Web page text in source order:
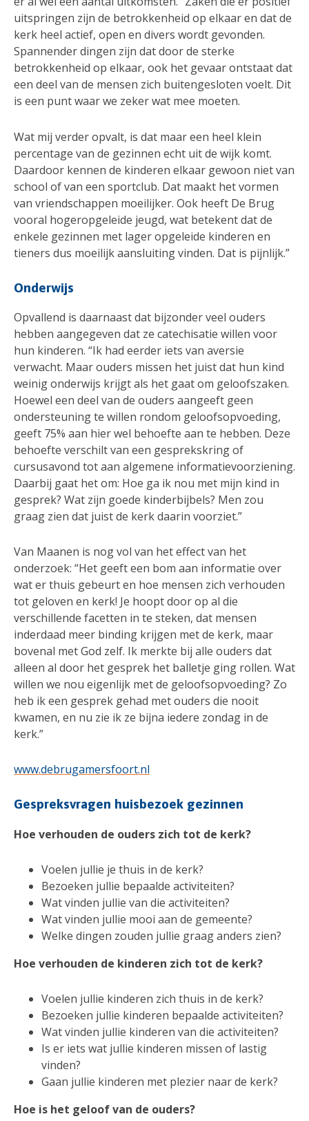
uitspringen zijn de betrokkenheid op elkaar en dat de
kerk heel actief, open en divers wordt gevonden.
Spannender dingen zijn dat door de sterke
betrokkenheid op elkaar, ook het gevaar ontstaat dat
een deel van de mensen zich buitengesloten voelt. Dit
is een punt waar we zeker wat mee moeten.
Wat mij verder opvalt, is dat maar een heel klein
percentage van de gezinnen echt uit de wijk komt.
Daardoor kennen de kinderen elkaar gewoon niet van
school of van een sportclub. Dat maakt het vormen
van vriendschappen moeilijker. Ook heeft De Brug
vooral hogeropgeleide jeugd, wat betekent dat de
enkele gezinnen met lager opgeleide kinderen en
tieners dus moeilijk aansluiting vinden. Dat is pijnlijk.”
Onderwijs
Opvallend is daarnaast dat bijzonder veel ouders
hebben aangegeven dat ze catechisatie willen voor
hun kinderen. “Ik had eerder iets van aversie
verwacht. Maar ouders missen het juist dat hun kind
weinig onderwijs krijgt als het gaat om geloofszaken.
Hoewel een deel van de ouders aangeeft geen
ondersteuning te willen rondom geloofsopvoeding,
geeft 75% aan hier wel behoefte aan te hebben. Deze
behoefte verschilt van een gesprekskring of
cursusavond tot aan algemene informatievoorziening.
Daarbij gaat het om: Hoe ga ik nou met mijn kind in
gesprek? Wat zijn goede kinderbijbels? Men zou
graag zien dat juist de kerk daarin voorziet.”
Van Maanen is nog vol van het effect van het
onderzoek: “Het geeft een bom aan informatie over
wat er thuis gebeurt en hoe mensen zich verhouden
tot geloven en kerk! Je hoopt door op al die
verschillende facetten in te steken, dat mensen
inderdaad meer binding krijgen met de kerk, maar
bovenal met God zelf. Ik merkte bij alle ouders dat
alleen al door het gesprek het balletje ging rollen. Wat
willen we nou eigenlijk met de geloofsopvoeding? Zo
heb ik een gesprek gehad met ouders die nooit
kwamen, en nu zie ik ze bijna iedere zondag in de
kerk.”
www.debrugamersfoort.nl
Gespreksvragen huisbezoek gezinnen
Hoe verhouden de ouders zich tot de kerk?
Voelen jullie je thuis in de kerk?
Bezoeken jullie bepaalde activiteiten?
Wat vinden jullie van die activiteiten?
Wat vinden jullie mooi aan de gemeente?
Welke dingen zouden jullie graag anders zien?
Hoe verhouden de kinderen zich tot de kerk?
Voelen jullie kinderen zich thuis in de kerk?
Bezoeken jullie kinderen bepaalde activiteiten?
Wat vinden jullie kinderen van die activiteiten?
Is er iets wat jullie kinderen missen of lastig
vinden?
Gaan jullie kinderen met plezier naar de kerk?
Hoe is het geloof van de ouders?